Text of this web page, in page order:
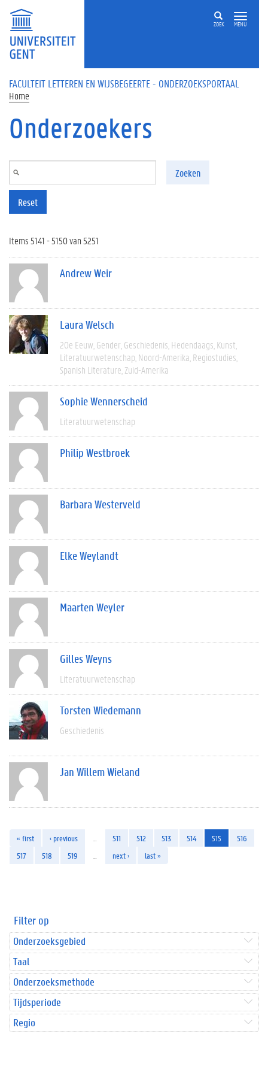
Overslaan en naar de inhoud gaan
ZOEK MENU
FACULTEIT LETTEREN EN WIJSBEGEERTE - ONDERZOEKSPORTAAL
Home
Onderzoekers
Zoeken
Reset
Items 5141 - 5150 van 5251
Andrew Weir
Laura Welsch
20e Eeuw Gender Geschiedenis Hedendaags Kunst
Literatuurwetenschap Noord-Amerika Regiostudies
Spanish Literature Zuid-Amerika
Sophie Wennerscheid
Literatuurwetenschap
Philip Westbroek
Barbara Westerveld
Elke Weylandt
Maarten Weyler
Gilles Weyns
Literatuurwetenschap
Torsten Wiedemann
Geschiedenis
Jan Willem Wieland
« first ‹ previous 511 512 513 514 515
516
517
518 519 next › last »
Filter op
Onderzoeksgebied
Taal
Onderzoeksmethode
Tijdsperiode
Regio